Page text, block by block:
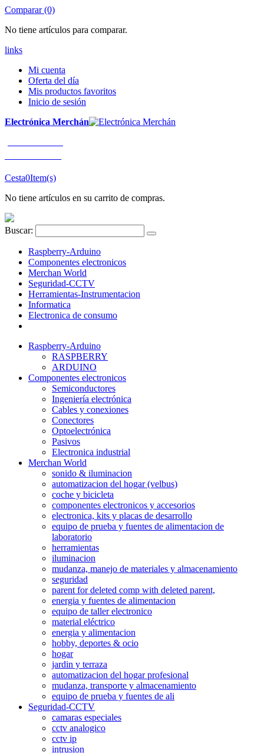
Comparar (0)
No tiene artículos para comparar.
links
Mi cuenta
Oferta del día
Mis productos favoritos
Inicio de sesión
Electrónica Merchán
Cesta0Item(s)
No tiene artículos en su carrito de compras.
Buscar:
Raspberry-Arduino
Componentes electronicos
Merchan World
Seguridad-CCTV
Herramientas-Instrumentacion
Informatica
Electronica de consumo
Raspberry-Arduino
RASPBERRY
ARDUINO
Componentes electronicos
Semiconductores
Ingeniería electrónica
Cables y conexiones
Conectores
Optoelectrónica
Pasivos
Electronica industrial
Merchan World
sonido & iluminacion
automatizacion del hogar (velbus)
coche y bicicleta
componentes electronicos y accesorios
electronica, kits y placas de desarrollo
equipo de prueba y fuentes de alimentacion de
laboratorio
herramientas
iluminacion
mudanza, manejo de materiales y almacenamiento
seguridad
parent for deleted comp with deleted parent,
energia y fuentes de alimentacion
equipo de taller electronico
material eléctrico
energia y alimentacion
hobby, deportes & ocio
hogar
jardin y terraza
automatizacion del hogar profesional
mudanza, transporte y almacenamiento
equipo de prueba y fuentes de ali
Seguridad-CCTV
camaras especiales
cctv analogico
cctv ip
intrusion